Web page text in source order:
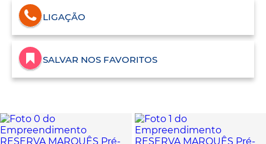
LIGAÇÃO
SALVAR NOS FAVORITOS